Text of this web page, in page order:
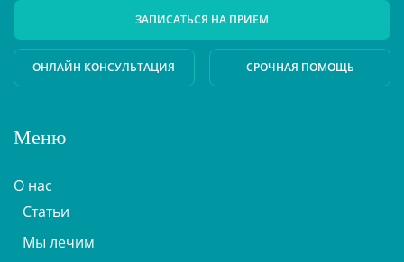
ЗАПИСАТЬСЯ НА ПРИЕМ
ОНЛАЙН КОНСУЛЬТАЦИЯ СРОЧНАЯ ПОМОЩЬ
Меню
О нас
Статьи
Мы лечим